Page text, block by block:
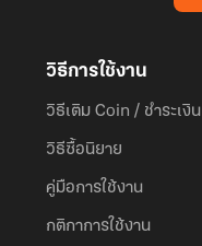
วิธีการใช้งาน
วิธีเติม Coin / ชำระเงิน
วิธีซื้อนิยาย
คู่มือการใช้งาน
กติกาการใช้งาน